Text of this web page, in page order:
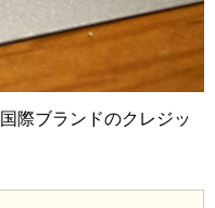
際ブランドのクレジッ